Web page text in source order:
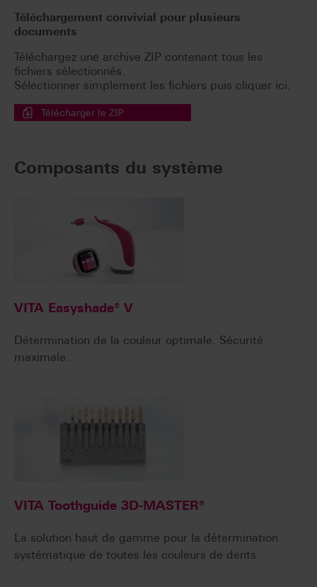
Téléchargement convivial pour plusieurs
documents
Téléchargez une archive ZIP contenant tous les
fichiers sélectionnés.
Sélectionner simplement les fichiers puis cliquer ici.
Télécharger le ZIP
Composants du système
VITA Easyshade® V
Détermination de la couleur optimale. Sécurité
maximale.
VITA Toothguide 3D-MASTER®
La solution haut de gamme pour la détermination
systématique de toutes les couleurs de dents.